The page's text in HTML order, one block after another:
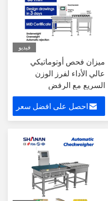
فيديو
ميزان فحص أوتوماتيكي
عالي الأداء لفرز الوزن
السريع مع الرفض
احصل على افضل سعر